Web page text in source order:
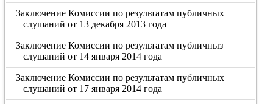
Заключение Комиссии по результатам публичных
слушаний от 13 декабря 2013 года
Заключение Комиссии по результатам публичныз
слушаний от 14 января 2014 года
Заключение Комиссии по результатам публичных
слушаний от 17 января 2014 года